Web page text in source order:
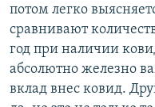
потом легко
сравнивают
год при наличии
абсолютно железно
вклад внес ковид.